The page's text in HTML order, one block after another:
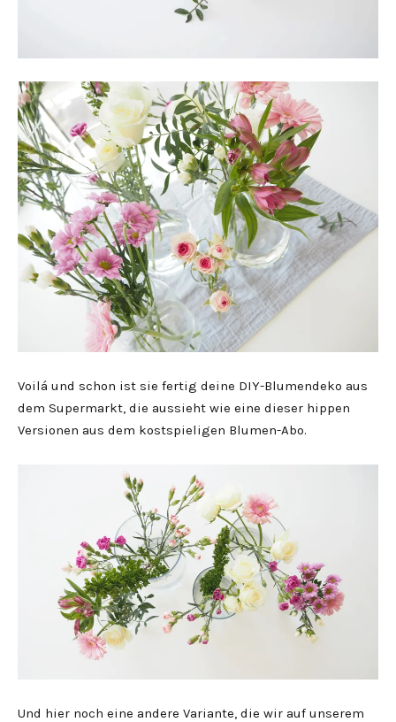
Voilá und schon ist sie fertig deine DIY-Blumendeko aus
dem Supermarkt, die aussieht wie eine dieser hippen
Versionen aus dem kostspieligen Blumen-Abo.
Und hier noch eine andere Variante, die wir auf unserem